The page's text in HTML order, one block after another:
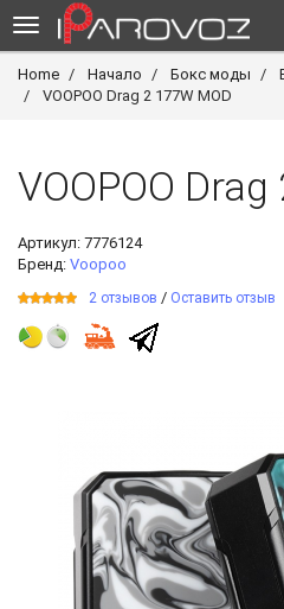
Home Начало Бокс моды
VOOPOO Drag 2 177W MOD
VOOPOO
Артикул: 7776124
Бренд: Voopoo
2 отзывов / Оставить отзыв